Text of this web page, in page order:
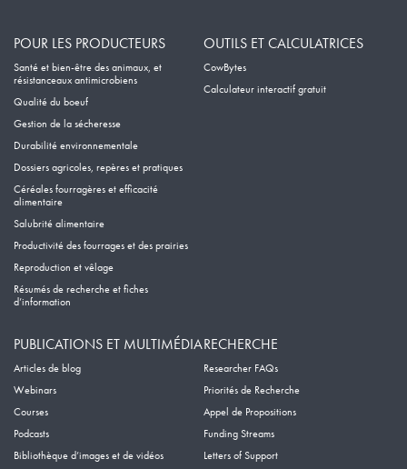
POUR LES PRODUCTEURS
Santé et bien-être des animaux, et
résistanceaux antimicrobiens
Qualité du boeuf
Gestion de la sécheresse
Durabilité environnementale
Dossiers agricoles, repères et pratiques
Céréales fourragères et efficacité
alimentaire
Salubrité alimentaire
Productivité des fourrages et des prairies
Reproduction et vêlage
Résumés de recherche et fiches
d’information
OUTILS ET CALCULATRICES
CowBytes
Calculateur interactif gratuit
PUBLICATIONS ET MULTIMÉDIA
Articles de blog
Webinars
Courses
Podcasts
Bibliothèque d’images et de vidéos
RECHERCHE
Researcher FAQs
Priorités de Recherche
Appel de Propositions
Funding Streams
Letters of Support